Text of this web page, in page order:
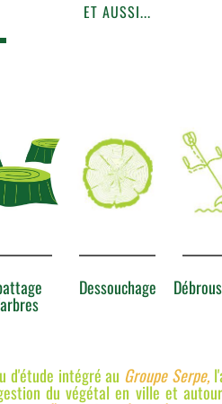
ET AUSSI...
Dessouchage
d'étude intégré au Groupe Serpe,
du végétal en ville et